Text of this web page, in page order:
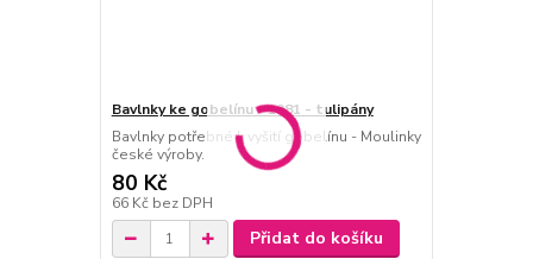
Bavlnky ke gobelínu - 1981 - tulipány
Bavlnky potřebné k vyšití gobelínu - Moulinky
české výroby.
80 Kč
66 Kč bez DPH
Přidat do košíku